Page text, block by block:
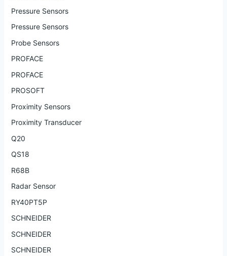
Pressure Sensors
Pressure Sensors
Probe Sensors
PROFACE
PROFACE
PROSOFT
Proximity Sensors
Proximity Transducer
Q20
QS18
R68B
Radar Sensor
RY40PT5P
SCHNEIDER
SCHNEIDER
SCHNEIDER